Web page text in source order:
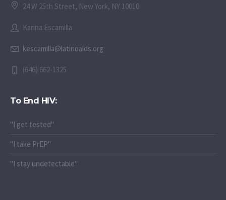
24 W 25th Street, New York, NY 10010
Karina Escamilla
kescamilla@latinoaids.org
(646) 662-1325
To End HIV:
"I get tested"
"I take PrEP"
"I stay undetectable"